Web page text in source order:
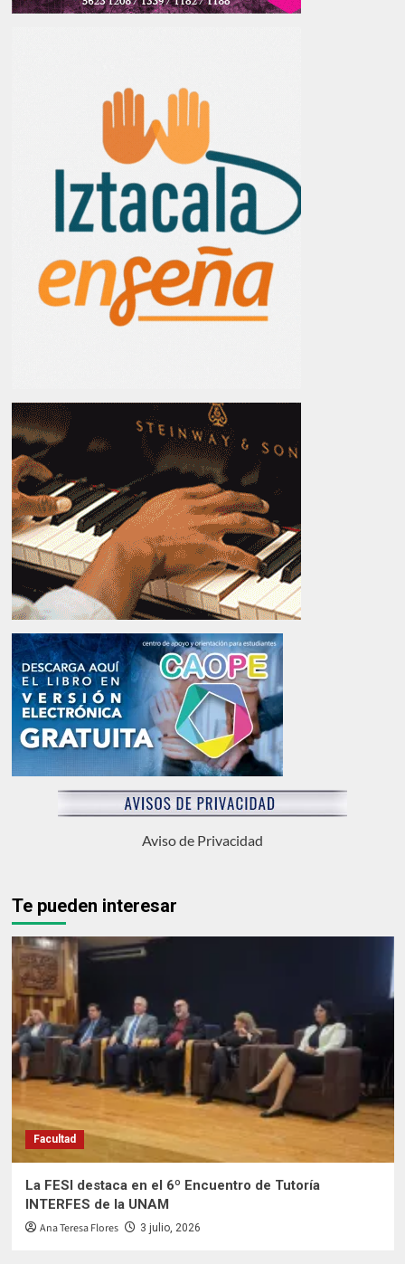
Aviso de Privacidad
Te pueden interesar
Facultad
La FESI destaca en el 6º Encuentro de Tutoría
INTERFES de la UNAM
Ana Teresa Flores 3 julio, 2026